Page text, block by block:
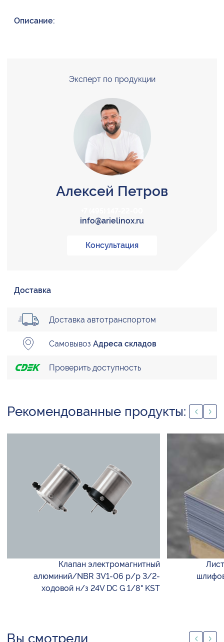
Описание:
Эксперт по продукции
Алексей Петров
info@arielinox.ru
Консультация
Доставка
Доставка автотранспортом
Самовывоз Адреса складов
Проверить доступность
Рекомендованные продукты:
Клапан электромагнитный
алюминий/NBR 3V1-06 р/р 3/2-
ходовой н/з 24V DC G 1/8" KST
Вы смотрели